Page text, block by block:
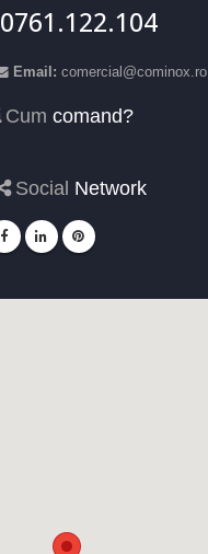
0761.122.104
Email: comercial@cominox.ro
Cum comand?
Social Network